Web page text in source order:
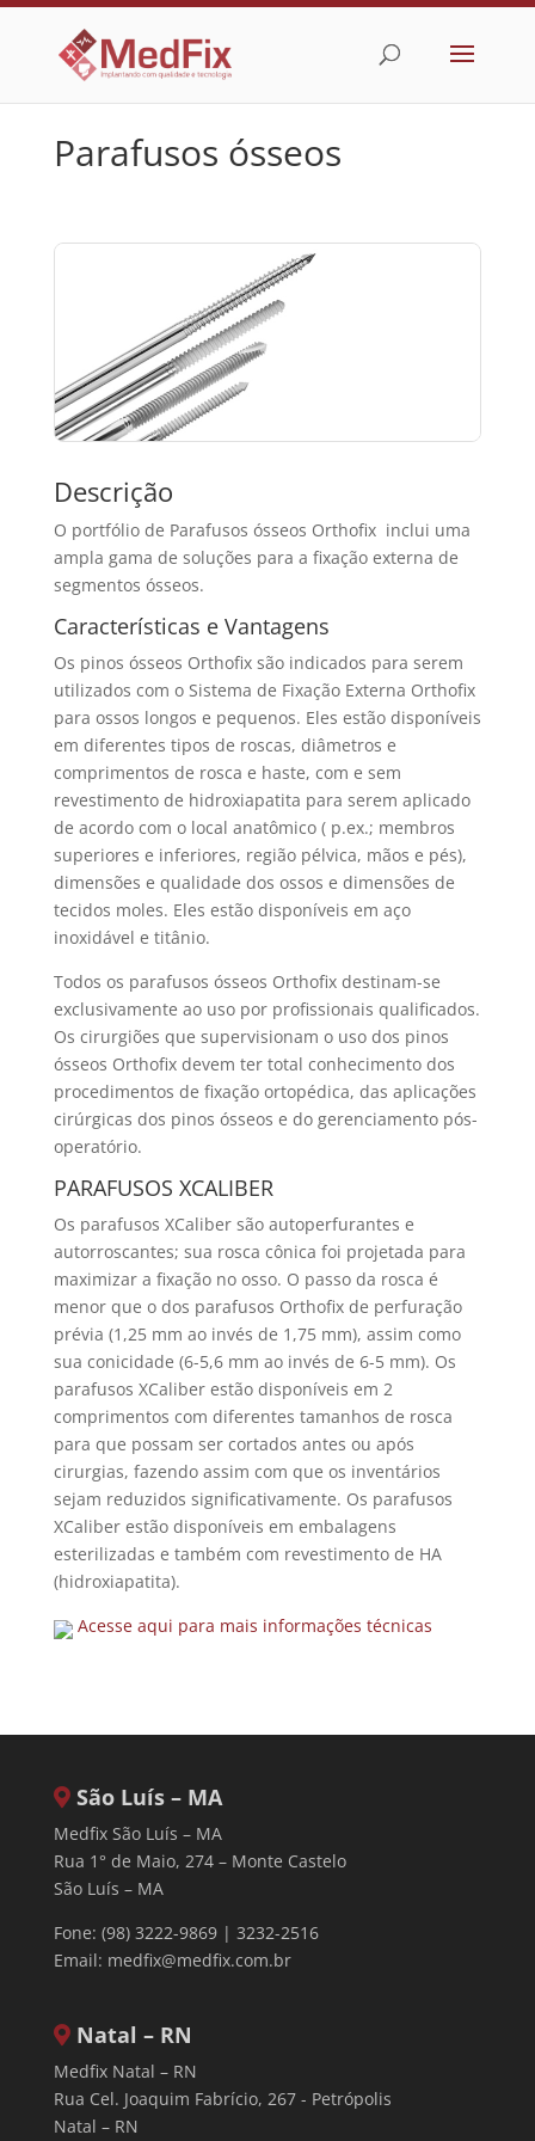
Parafusos ósseos
Descrição
O portfólio de Parafusos ósseos Orthofix inclui uma
ampla gama de soluções para a fixação externa de
segmentos ósseos.
Características e Vantagens
Os pinos ósseos Orthofix são indicados para serem
utilizados com o Sistema de Fixação Externa Orthofix
para ossos longos e pequenos. Eles estão disponíveis
em diferentes tipos de roscas, diâmetros e
comprimentos de rosca e haste, com e sem
revestimento de hidroxiapatita para serem aplicado
de acordo com o local anatômico ( p.ex.; membros
superiores e inferiores, região pélvica, mãos e pés),
dimensões e qualidade dos ossos e dimensões de
tecidos moles. Eles estão disponíveis em aço
inoxidável e titânio.
Todos os parafusos ósseos Orthofix destinam-se
exclusivamente ao uso por profissionais qualificados.
Os cirurgiões que supervisionam o uso dos pinos
ósseos Orthofix devem ter total conhecimento dos
procedimentos de fixação ortopédica, das aplicações
cirúrgicas dos pinos ósseos e do gerenciamento pós-
operatório.
PARAFUSOS XCALIBER
Os parafusos XCaliber são autoperfurantes e
autorroscantes; sua rosca cônica foi projetada para
maximizar a fixação no osso. O passo da rosca é
menor que o dos parafusos Orthofix de perfuração
prévia (1,25 mm ao invés de 1,75 mm), assim como
sua conicidade (6-5,6 mm ao invés de 6-5 mm). Os
parafusos XCaliber estão disponíveis em 2
comprimentos com diferentes tamanhos de rosca
para que possam ser cortados antes ou após
cirurgias, fazendo assim com que os inventários
sejam reduzidos significativamente. Os parafusos
XCaliber estão disponíveis em embalagens
esterilizadas e também com revestimento de HA
(hidroxiapatita).​
Acesse aqui para mais informações técnicas
São Luís – MA
Medfix São Luís – MA
Rua 1° de Maio, 274 – Monte Castelo
São Luís – MA
Fone: (98) 3222-9869 | 3232-2516
Email: medfix@medfix.com.br
Natal – RN
Medfix Natal – RN
Rua Cel. Joaquim Fabrício, 267 - Petrópolis
Natal – RN